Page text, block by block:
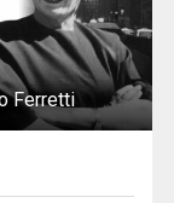
Ferretti